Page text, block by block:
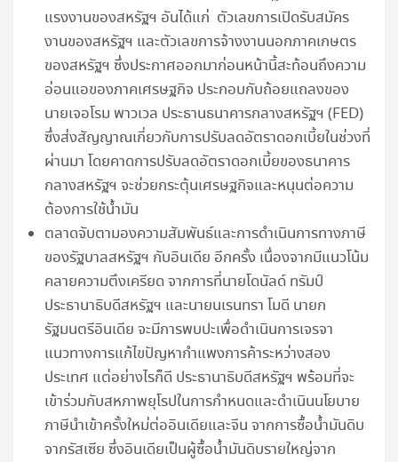
แรงงานของสหรัฐฯ อันได้แก่ ตัวเลขการเปิดรับสมัคร
งานของสหรัฐฯ และตัวเลขการจ้างงานนอกภาคเกษตร
ของสหรัฐฯ ซึ่งประกาศออกมาก่อนหน้านี้สะท้อนถึงความ
อ่อนแอของภาคเศรษฐกิจ ประกอบกับถ้อยแถลงของ
นายเจอโรม พาวเวล ประธานธนาคารกลางสหรัฐฯ (FED)
ซึ่งส่งสัญญาณเกี่ยวกับการปรับลดอัตราดอกเบี้ยในช่วงที่
ผ่านมา โดยคาดการปรับลดอัตราดอกเบี้ยของธนาคาร
กลางสหรัฐฯ จะช่วยกระตุ้นเศรษฐกิจและหนุนต่อความ
ต้องการใช้น้ำมัน
ตลาดจับตามองความสัมพันธ์และการดำเนินการทางภาษี
ของรัฐบาลสหรัฐฯ กับอินเดีย อีกครั้ง เนื่องจากมีแนวโน้ม
คลายความตึงเครียด จากการที่นายโดนัลด์ ทรัมป์
ประธานาธิบดีสหรัฐฯ และนายนเรนทรา โมดี นายก
รัฐมนตรีอินเดีย จะมีการพบปะเพื่อดำเนินการเจรจา
แนวทางการแก้ไขปัญหากำแพงการค้าระหว่างสอง
ประเทศ แต่อย่างไรก็ดี ประธานาธิบดีสหรัฐฯ พร้อมที่จะ
เข้าร่วมกับสหภาพยุโรปในการกำหนดและดำเนินนโยบาย
ภาษีนำเข้าครั้งใหม่ต่ออินเดียและจีน จากการซื้อน้ำมันดิบ
จากรัสเซีย ซึ่งอินเดียเป็นผู้ซื้อน้ำมันดิบรายใหญ่จาก